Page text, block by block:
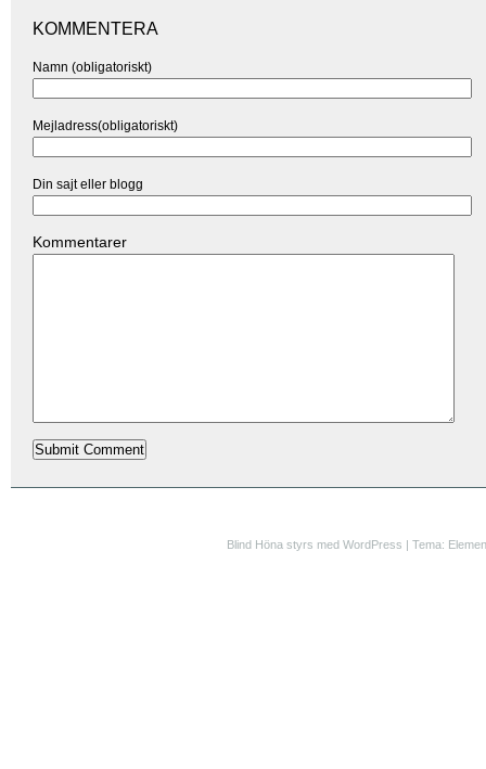
KOMMENTERA
Namn (obligatoriskt)
Mejladress(obligatoriskt)
Din sajt eller blogg
Kommentarer
Blind Höna styrs med WordPress | Tema: